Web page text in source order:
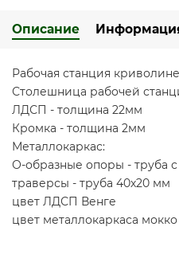
Описание
Рабочая станция
Столешница рабочей
ЛДСП - толщина 22мм
Кромка - толщина 2мм
Металлокаркас:
О-образные опоры - труба
траверсы - труба 40х20 мм
цвет ЛДСП Венге
цвет металлокаркаса мокко